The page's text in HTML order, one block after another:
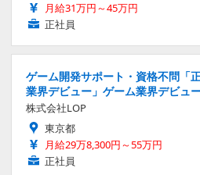
月給31万円～45万円
正社員
ゲーム開発サポート・資格不問「
業界デビュー」ゲーム業界デビュ
株式会社LOP
東京都
月給29万8,300円～55万円
正社員